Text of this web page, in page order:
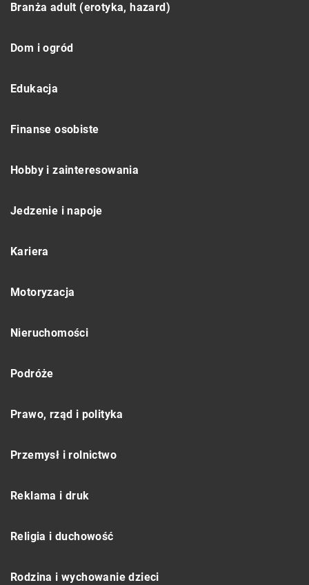
Branża adult (erotyka, hazard)
Dom i ogród
Edukacja
Finanse osobiste
Hobby i zainteresowania
Jedzenie i napoje
Kariera
Motoryzacja
Nieruchomości
Podróże
Prawo, rząd i polityka
Przemysł i rolnictwo
Reklama i druk
Religia i duchowość
Rodzina i wychowanie dzieci